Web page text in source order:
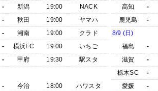
- 新潟 19:00
NACK
- 秋田 19:00
ヤマハ
- 湘南 19:00
クラド
- 横浜FC 19:00
いちご
- 甲府 19:30
駅スタ
- 今治 18:00
ハワスタ
高知
-
鹿児島
-
8/9 (日)
福島
-
滋賀
-
栃木SC
-
愛媛
-